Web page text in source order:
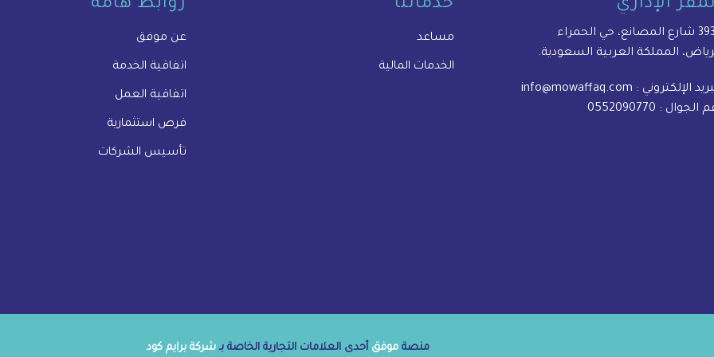
روابط هامة
عن موفق
اتفاقية الخدمة
اتفاقية العمل
فرص استثمارية
تأسيس الشركات
خدماتنا
مساعد
الخدمات المالية
الإداري
حي الحمراء
المملكة العربية السعودية.
الإلكتروني : info@mowaffaq.com
الجوال : 0552090770
منصة موفق أحدى العلامات التجارية الخاصة بـ شركة برايم كود